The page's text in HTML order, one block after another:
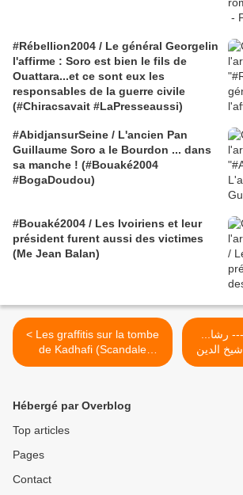
#Rébellion2004 / Le général Georgelin
l'affirme : Soro est bien le fils de
Ouattara...et ce sont eux les
responsables de la guerre civile
(#Chiracsavait #LaPresseaussi)
#AbidjansurSeine / L'ancien Pan
Guillaume Soro a le Bourdon ... dans
sa manche ! (#Bouaké2004
#BogaDoudou)
#Bouaké2004 / Les Ivoiriens et leur
président furent aussi des victimes
(Me Jean Balan)
< Les graffitis sur la tombe
de Kadhafi (Scandale
mélancolique)
شيخ الدين -- Rasha, Sudan
Hébergé par Overblog
Top articles
Pages
Contact